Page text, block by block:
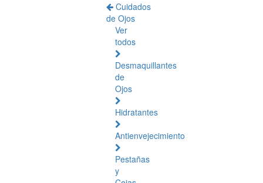
Cuidados
de Ojos
Ver
todos
Desmaquillantes
de
Ojos
Hidratantes
Antienvejecimiento
Pestañas
y